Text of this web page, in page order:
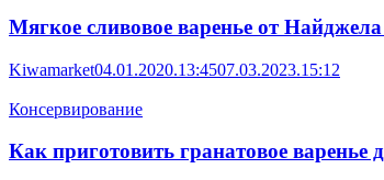
Мягкое сливовое варенье от
Kiwamarket04.01.2020.13:4507.03.2023.15:12
Консервирование
Как приготовить гранатовое варенье